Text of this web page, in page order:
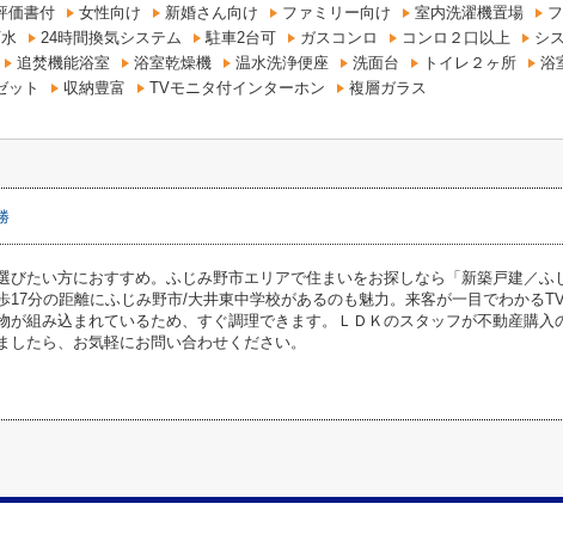
価書付 女性向け 新婚さん向け ファミリー向け 室内洗濯機置場
24時間換気システム 駐車2台可 ガスコンロ コンロ２口以上
シ
追焚機能浴室 浴室乾燥機 温水洗浄便座 洗面台 トイレ２ヶ所
浴
ット 収納豊富 TVモニタ付インターホン 複層ガラス
びたい方におすすめ。ふじみ野市エリアで住まいをお探しなら「新築戸建／ふ
17分の距離にふじみ野市/大井東中学校があるのも魅力。来客が一目でわかる
が組み込まれているため、すぐ調理できます。ＬＤＫのスタッフが不動産購
したら、お気軽にお問い合わせください。